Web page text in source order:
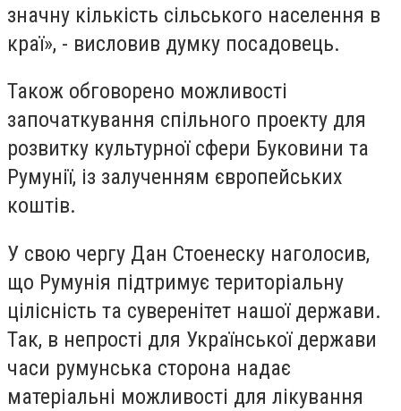
значну кількість сільського населення в
краї», - висловив думку посадовець.
Також обговорено можливості
започаткування спільного проекту для
розвитку культурної сфери Буковини та
Румунії, із залученням європейських
коштів.
У свою чергу Дан Стоенеску наголосив,
що Румунія підтримує територіальну
цілісність та суверенітет нашої держави.
Так, в непрості для Української держави
часи румунська сторона надає
матеріальні можливості для лікування